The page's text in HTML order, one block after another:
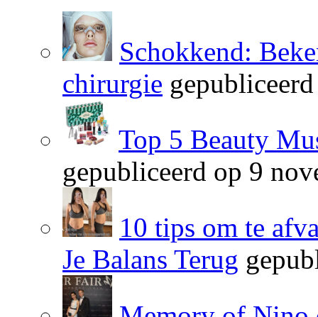
Schokkend:
chirurgie
Top 5 Beauty
gepubliceerd op 9
10 tips om te
Je Balans Terug